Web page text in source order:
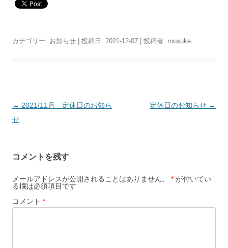
カテゴリー: お知らせ | 投稿日: 2021-12-07 投稿者: mosuke
投
稿
ゲ
ー
シ
ョ
← 2021/11月 定休日のお知ら
せ
定休日のお知らせ →
コメントを残す
メールアドレスが公開されることはありません。 * が付いてい
る欄は必須項目です
コメント *